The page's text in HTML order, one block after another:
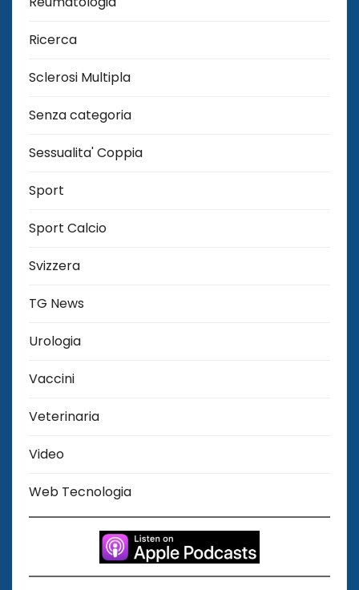
Ricerca
Sclerosi Multipla
Senza categoria
Sessualita' Coppia
Sport
Sport Calcio
Svizzera
TG News
Urologia
Vaccini
Veterinaria
Video
Web Tecnologia